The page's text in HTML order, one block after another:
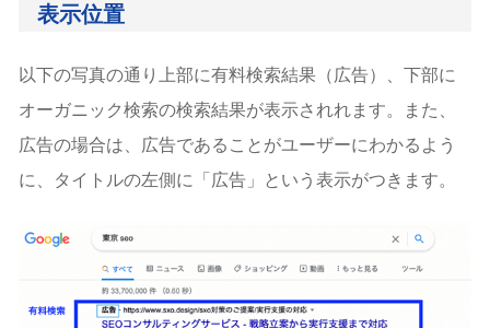
表示位置
以下の写真の通り上部に有料検索結果（広告）、下部に
オーガニック検索の検索結果が表示されれます。また、
広告の場合は、広告であることがユーザーにわかるよう
に、タイトルの左側に「広告」という表示がつきます。